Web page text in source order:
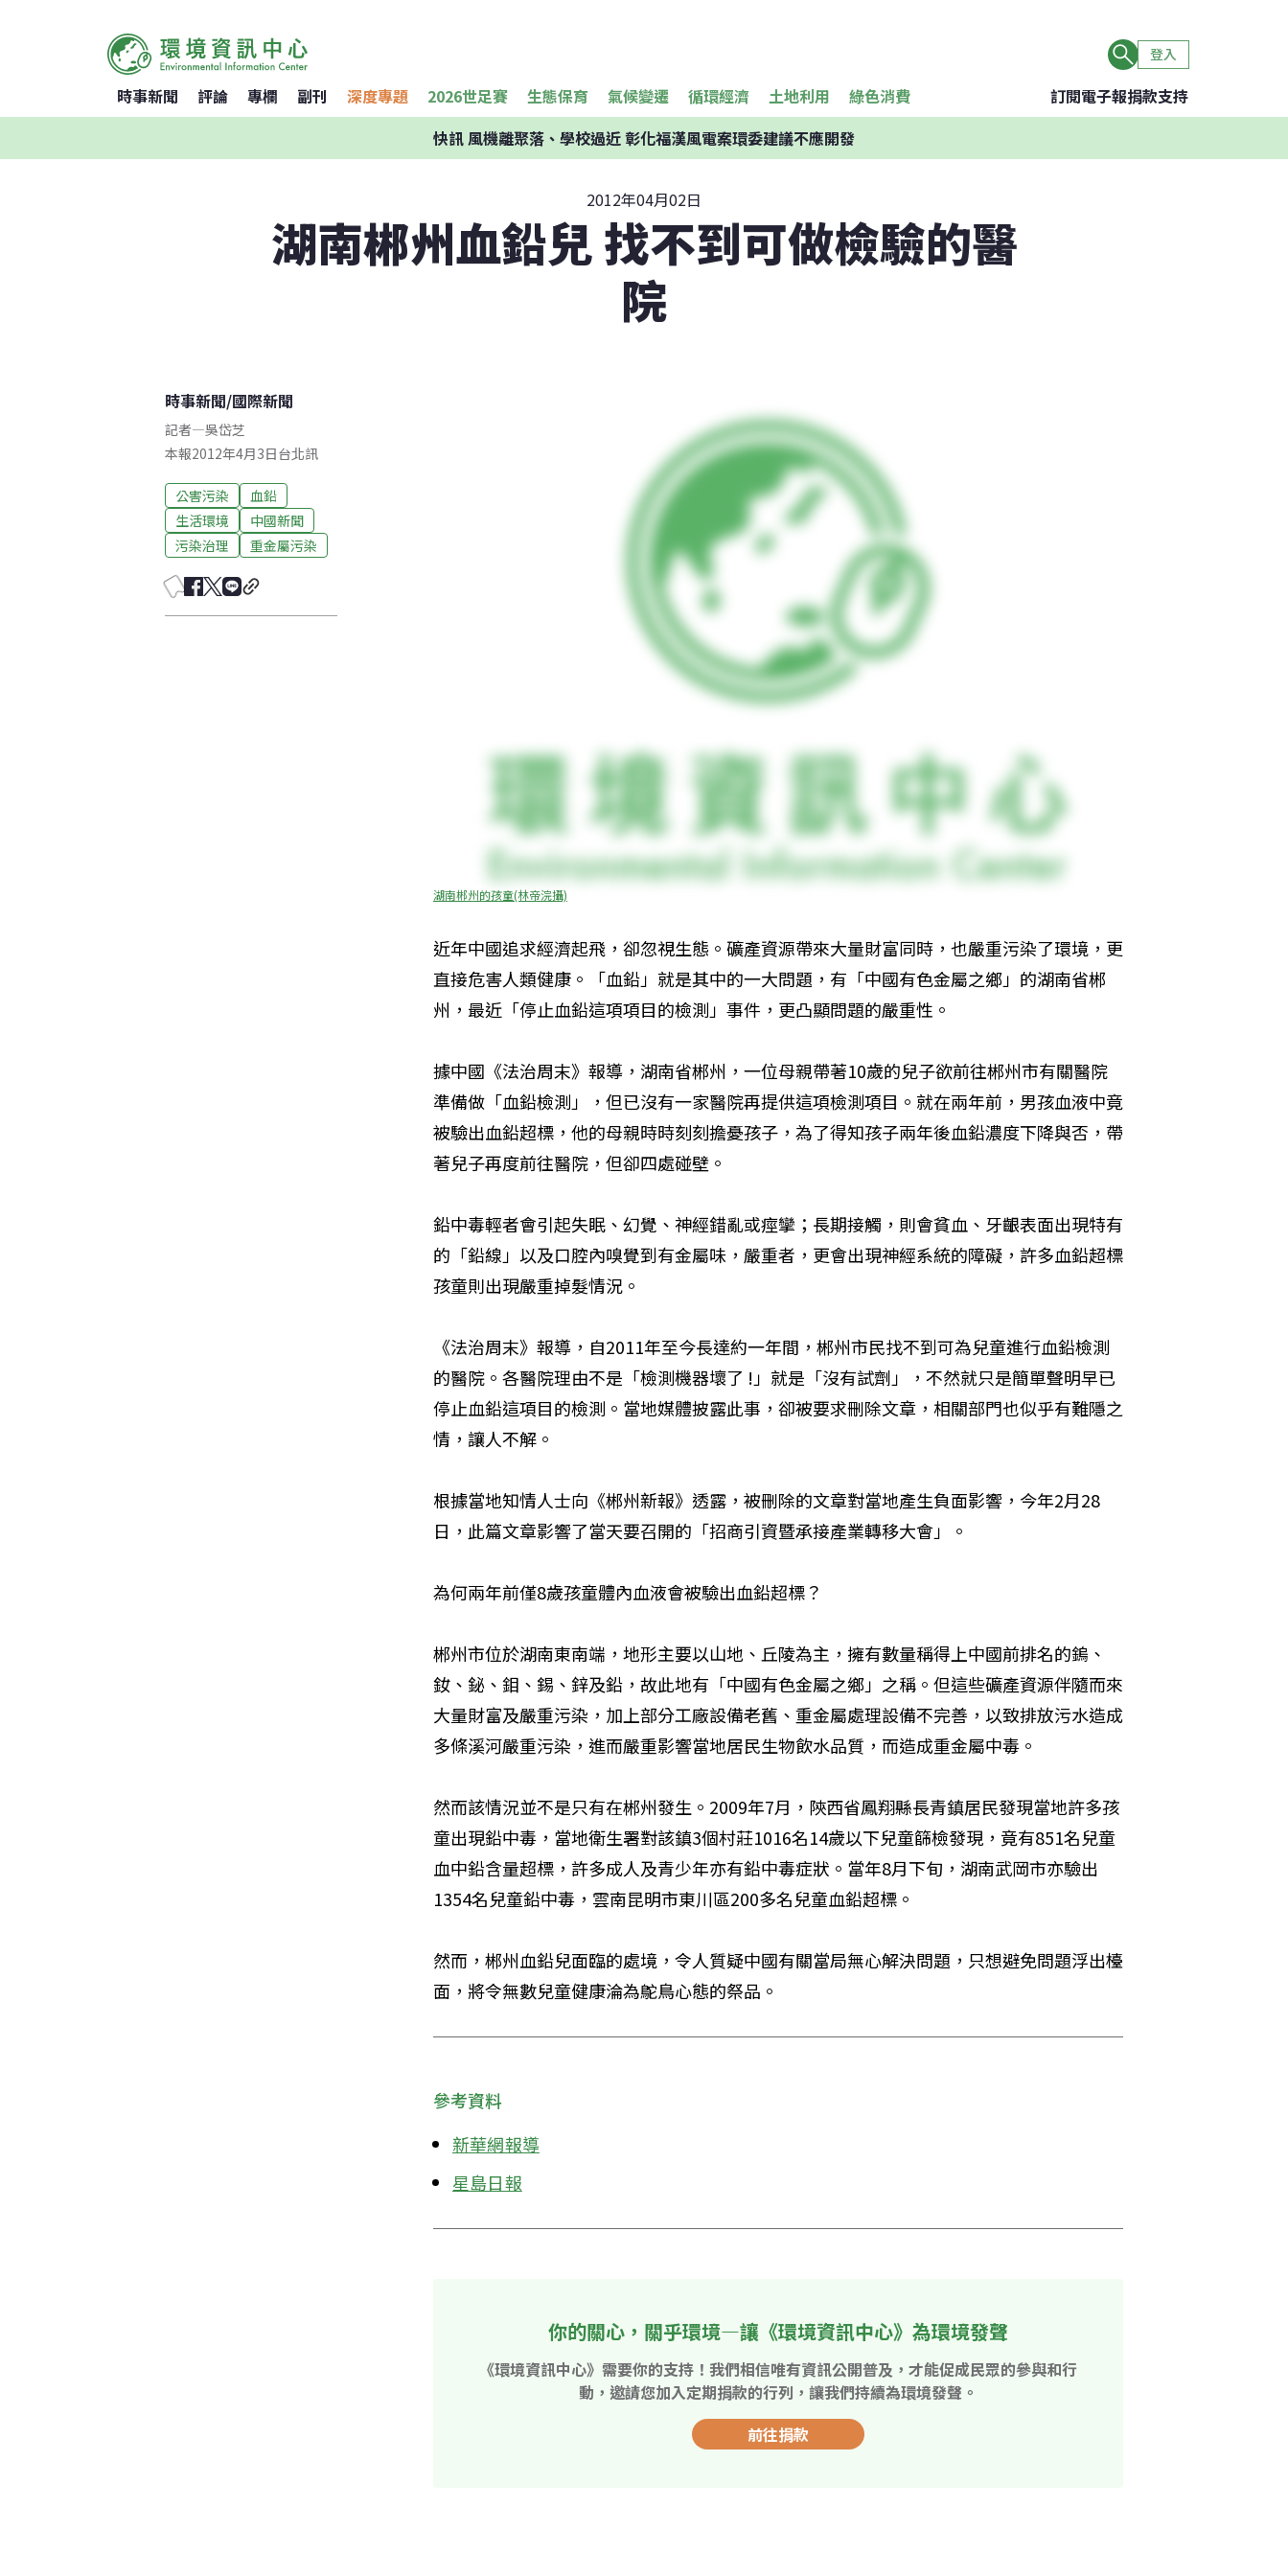
登入
時事新聞 評論 專欄 副刊 深度專題 2026世足賽 生態保育 氣候變遷 循環經濟 土地利用 綠色消費 訂閱電子報捐款支持
快訊風機離聚落、學校過近 彰化福漢風電案環委建議不應開發
2012年04月02日
湖南郴州血鉛兒 找不到可做檢驗的醫
院
時事新聞/國際新聞
記者—吳岱芝
本報2012年4月3日台北訊
公害污染
血鉛
生活環境
中國新聞
污染治理
重金屬污染
湖南郴州的孩童(林帝浣攝)
近年中國追求經濟起飛，卻忽視生態。礦產資源帶來大量財富同時，也嚴重污染了環境，更
直接危害人類健康。「血鉛」就是其中的一大問題，有「中國有色金屬之鄉」的湖南省郴
州，最近「停止血鉛這項項目的檢測」事件，更凸顯問題的嚴重性。
據中國《法治周末》報導，湖南省郴州，一位母親帶著10歲的兒子欲前往郴州市有關醫院
準備做「血鉛檢測」，但已沒有一家醫院再提供這項檢測項目。就在兩年前，男孩血液中竟
被驗出血鉛超標，他的母親時時刻刻擔憂孩子，為了得知孩子兩年後血鉛濃度下降與否，帶
著兒子再度前往醫院，但卻四處碰壁。
鉛中毒輕者會引起失眠、幻覺、神經錯亂或痙攣；長期接觸，則會貧血、牙齦表面出現特有
的「鉛線」以及口腔內嗅覺到有金屬味，嚴重者，更會出現神經系統的障礙，許多血鉛超標
孩童則出現嚴重掉髮情況。
《法治周末》報導，自2011年至今長達約一年間，郴州市民找不到可為兒童進行血鉛檢測
的醫院。各醫院理由不是「檢測機器壞了 !」就是「沒有試劑」，不然就只是簡單聲明早已
停止血鉛這項目的檢測。當地媒體披露此事，卻被要求刪除文章，相關部門也似乎有難隱之
情，讓人不解。
根據當地知情人士向《郴州新報》透露，被刪除的文章對當地產生負面影響，今年2月28
日，此篇文章影響了當天要召開的「招商引資暨承接產業轉移大會」。
為何兩年前僅8歲孩童體內血液會被驗出血鉛超標？
郴州市位於湖南東南端，地形主要以山地、丘陵為主，擁有數量稱得上中國前排名的鎢、
釹、鉍、鉬、錫、鋅及鉛，故此地有「中國有色金屬之鄉」之稱。但這些礦產資源伴隨而來
大量財富及嚴重污染，加上部分工廠設備老舊、重金屬處理設備不完善，以致排放污水造成
多條溪河嚴重污染，進而嚴重影響當地居民生物飲水品質，而造成重金屬中毒。
然而該情況並不是只有在郴州發生。2009年7月，陝西省鳳翔縣長青鎮居民發現當地許多孩
童出現鉛中毒，當地衛生署對該鎮3個村莊1016名14歲以下兒童篩檢發現，竟有851名兒童
血中鉛含量超標，許多成人及青少年亦有鉛中毒症狀。當年8月下旬，湖南武岡市亦驗出
1354名兒童鉛中毒，雲南昆明市東川區200多名兒童血鉛超標。
然而，郴州血鉛兒面臨的處境，令人質疑中國有關當局無心解決問題，只想避免問題浮出檯
面，將令無數兒童健康淪為鴕鳥心態的祭品。
參考資料
新華網報導
星島日報
你的關心，關乎環境—讓《環境資訊中心》為環境發聲
《環境資訊中心》需要你的支持！我們相信唯有資訊公開普及，才能促成民眾的參與和行
動，邀請您加入定期捐款的行列，讓我們持續為環境發聲。
前往捐款